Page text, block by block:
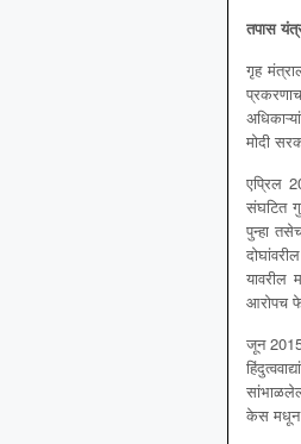
तपास
गृह
मोदी
एप्रिल
संघटित
पुन्हा
यावरील
आरोपच
जून 2015
केस